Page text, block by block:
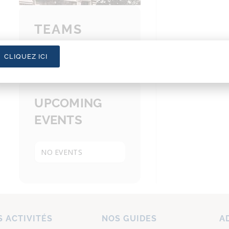
TEAMS
UPCOMING
EVENTS
NO EVENTS
ACTIVITÉS NOS GUIDES
CLIQUEZ ICI